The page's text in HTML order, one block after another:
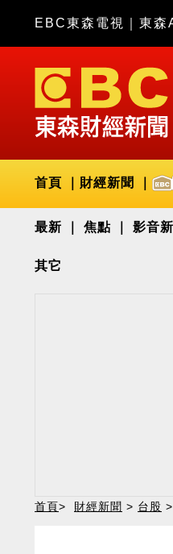
EBC東森電視 東森
首頁 財經新聞
最新 焦點 影音
其它
首頁> 財經新聞 > 台股